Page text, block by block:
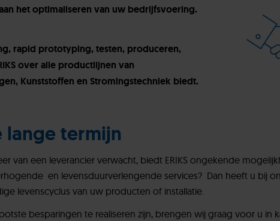
het optimaliseren van uw bedrijfsvoering.
rapid prototyping, testen, produceren,
over alle productlijnen van
Kunststoffen en Stromingstechniek biedt.
lange termijn
van een leverancier verwacht, biedt ERIKS ongekende
en levensduurverlengende services? Dan heeft u bij
levenscyclus van uw producten of installatie.
besparingen te realiseren zijn, brengen wij graag voor u in